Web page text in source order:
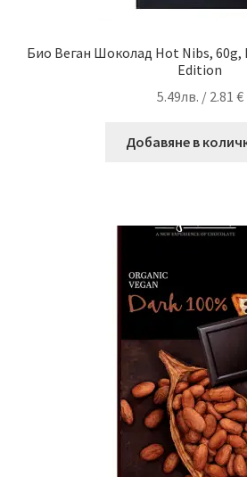
Био Веган Шоколад Hot Nibs, 60g,
Edition
5.49лв. / 2.81 €
Добавяне в